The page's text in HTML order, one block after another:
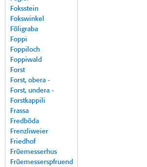
Foksstein
Fokswinkel
Föligraba
Foppi
Foppiloch
Foppiwald
Forst
Forst, obera -
Forst, undera -
Forstkappili
Frassa
Fredböda
Frenzliweier
Friedhof
Früemesserhus
Früemesserspfruend